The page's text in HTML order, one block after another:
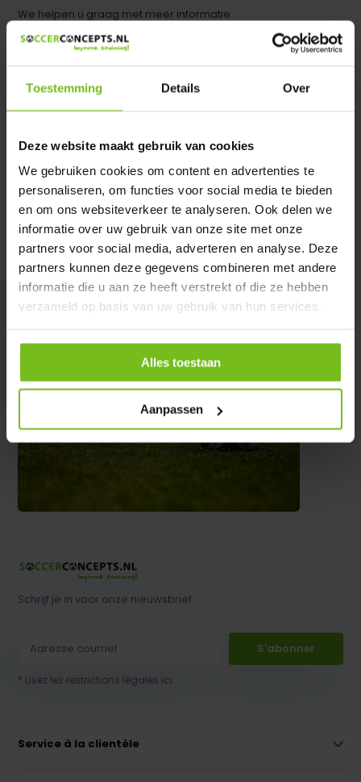
Toestemming Details Over
Deze website maakt gebruik van cookies
We gebruiken cookies om content en advertenties te
personaliseren, om functies voor social media te bieden
en om ons websiteverkeer te analyseren. Ook delen we
informatie over uw gebruik van onze site met onze
partners voor social media, adverteren en analyse. Deze
partners kunnen deze gegevens combineren met andere
informatie die u aan ze heeft verstrekt of die ze hebben
verzameld op basis van uw gebruik van hun services.
Alles toestaan
Aanpassen
We helpen u graag met meer informatie
Verstuur email
Description du produit
Spécifications
Évaluations
Partager
Schrijf je in voor onze nieuwsbrief
S'abonner
* Lisez les restrictions légales ici
Service à la clientèle